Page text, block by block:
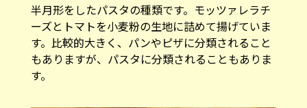
半月形をしたパスタの種類です。モッツァレラチ
ーズとトマトを小麦粉の生地に詰めて揚げていま
す。比較的大きく、パンやピザに分類されること
もありますが、パスタに分類されることもありま
す。